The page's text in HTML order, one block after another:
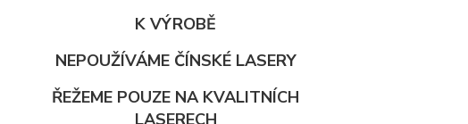
K VÝROBĚ
NEPOUŽÍVÁME ČÍNSKÉ LASERY
ŘEŽEME POUZE NA KVALITNÍCH
LASERECH